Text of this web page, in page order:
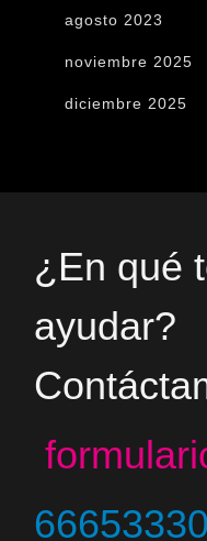
agosto 2023
noviembre 2025
diciembre 2025
¿En qué
ayudar?